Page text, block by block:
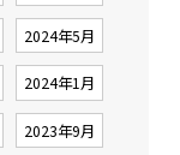
2024年5月
2024年1月
2023年9月